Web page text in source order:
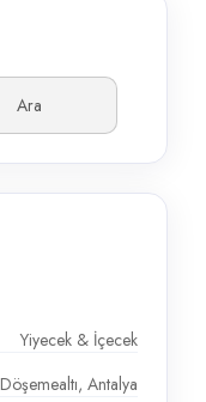
Ara
Yiyecek & İçecek
Döşemealtı, Antalya